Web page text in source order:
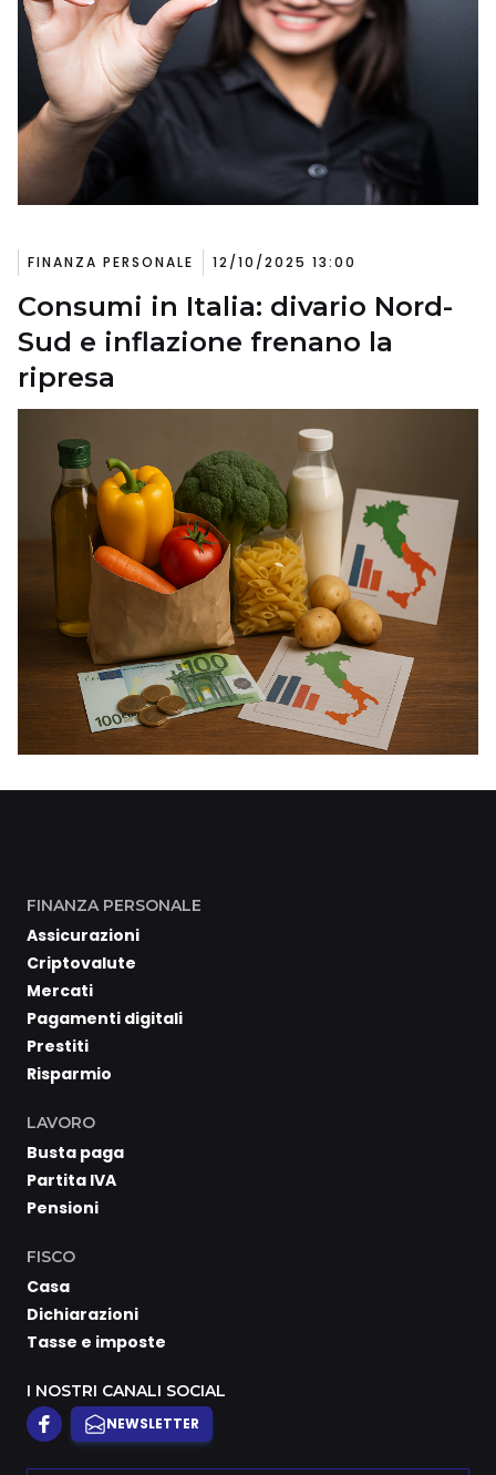
FINANZA PERSONALE 12/10/2025 13:00
Consumi in Italia: divario Nord-
Sud e inflazione frenano la
ripresa
FINANZA PERSONALE
Assicurazioni
Criptovalute
Mercati
Pagamenti digitali
Prestiti
Risparmio
LAVORO
Busta paga
Partita IVA
Pensioni
FISCO
Casa
Dichiarazioni
Tasse e imposte
I NOSTRI CANALI SOCIAL
NEWSLETTER